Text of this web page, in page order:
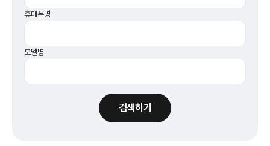
휴대폰명
모델명
검색하기